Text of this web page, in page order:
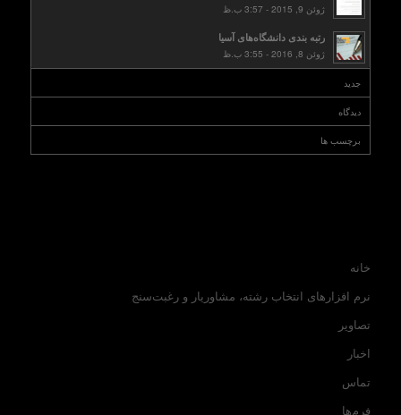
ژوئن 9, 2015 - 3:57 ب.ظ
رتبه بندی دانشگاه‌های آسیا
ژوئن 8, 2016 - 3:55 ب.ظ
جدید
دیدگاه
برچسب ها
خانه
نرم افزارهای انتخاب رشته، مشاوریار و رغبت‌سنج
تصاویر
اخبار
تماس
فرم‌ها